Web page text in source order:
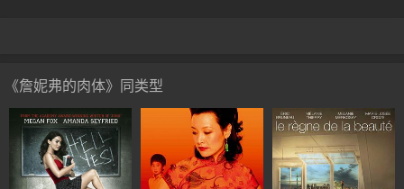
《詹妮弗的肉体》同类型